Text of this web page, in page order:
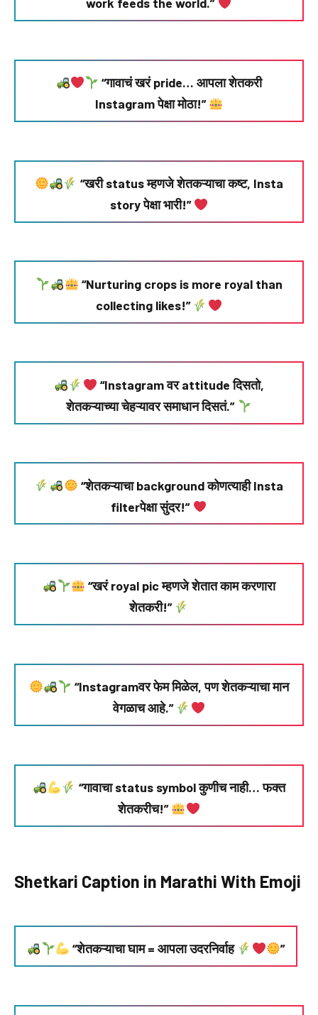
“गावाचं खरं pride… आपला शेतकरी
Instagram पेक्षा मोठा!”
“खरी status म्हणजे शेतकऱ्याचा कष्ट, Insta
story पेक्षा भारी!”
“Nurturing crops is more royal than
collecting likes!”
“Instagram वर attitude दिसतो,
शेतकऱ्याच्या चेहऱ्यावर समाधान दिसतं.”
“शेतकऱ्याचा background कोणत्याही Insta
filterपेक्षा सुंदर!”
“खरं royal pic म्हणजे शेतात काम करणारा
शेतकरी!”
“Instagramवर फेम मिळेल, पण शेतकऱ्याचा मान
वेगळाच आहे.”
“गावाचा status symbol कुणीच नाही… फक्त
शेतकरीच!”
Shetkari Caption in Marathi With Emoji
“शेतकऱ्याचा घाम = आपला उदरनिर्वाह ”